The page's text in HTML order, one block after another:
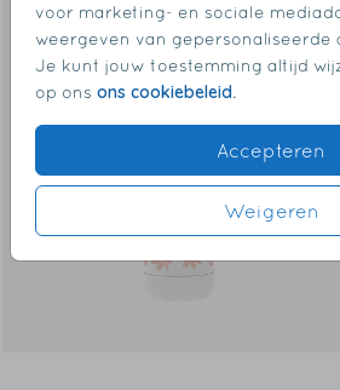
voor marketing- en sociale
weergeven van gepersonaliseerde
Je kunt jouw toestemming altijd
op ons ons cookiebeleid.
Accepteren
Weigeren